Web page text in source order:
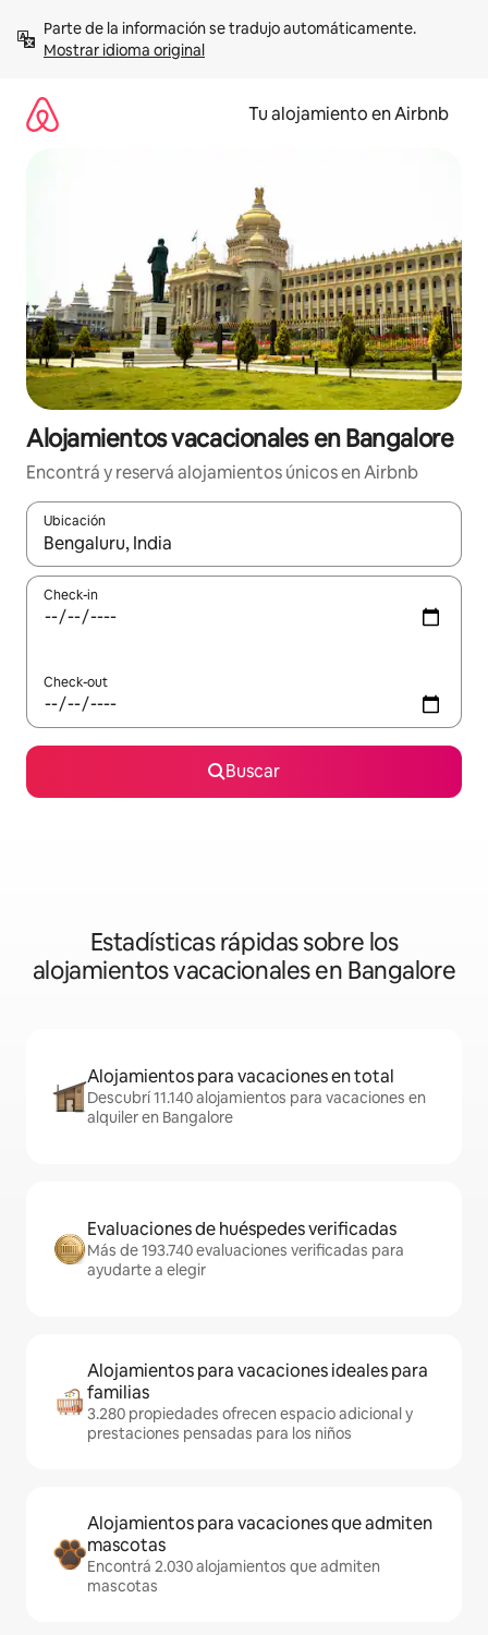
contenidoMostrar idioma original
Tu alojamiento en Airbnb
Alojamientos vacacionales en Bangalore
Encontrá y reservá alojamientos únicos en Airbnb
Ubicación
Cuando los resultados estén disponibles, navegá con las
Check-in
Check-out
Buscar
Estadísticas rápidas sobre los
alojamientos vacacionales en Bangalore
Alojamientos para vacaciones en total
Descubrí 11.140 alojamientos para vacaciones en
alquiler en Bangalore
Evaluaciones de huéspedes verificadas
Más de 193.740 evaluaciones verificadas para
ayudarte a elegir
Alojamientos para vacaciones ideales para
familias
3.280 propiedades ofrecen espacio adicional y
prestaciones pensadas para los niños
Alojamientos para vacaciones que admiten
mascotas
Encontrá 2.030 alojamientos que admiten
mascotas